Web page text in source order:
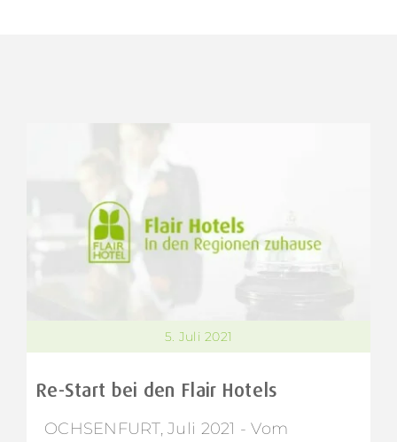
5. Juli 2021
Re-Start bei den Flair Hotels
OCHSENFURT, Juli 2021 - Vom